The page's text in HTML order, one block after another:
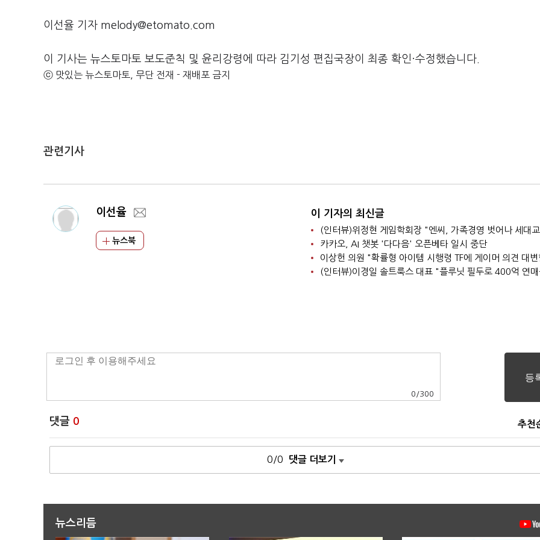
이선율 기자 melody@etomato.com
이 기사는 뉴스토마토 보도준칙 및 윤리강령에 따라 김기성 편집국장이 최종 확인·수정했습니다.
ⓒ 맛있는 뉴스토마토, 무단 전재 - 재배포 금지
관련기사
이선율
뉴스북
이 기자의 최신글
카카오, AI 챗봇 '다다음' 오픈베타 일시 중단
0 /300
댓글 0 추천
0/0 댓글 더보기
뉴스리듬